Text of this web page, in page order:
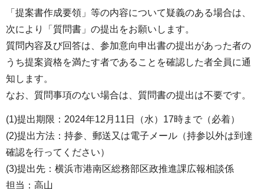
「提案書作成要領」等の内容について疑義のある場合は、
次により「質問書」の提出をお願いします。
質問内容及び回答は、参加意向申出書の提出があった者の
うち提案資格を満たす者であることを確認した者全員に通
知します。
なお、質問事項のない場合は、質問書の提出は不要です。
(1)提出期限：2024年12月11日（水）17時まで（必着）
(2)提出方法：持参、郵送又は電子メール（持参以外は到達
確認を行ってください）
(3)提出先：横浜市港南区総務部区政推進課広報相談係
担当：高山